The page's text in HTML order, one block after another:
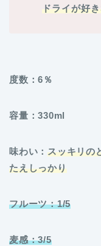
ドライが好
度数：6％
容量：330ml
味わい：スッキリの
たえしっかり
フルーツ：1/5
麦感：3/5